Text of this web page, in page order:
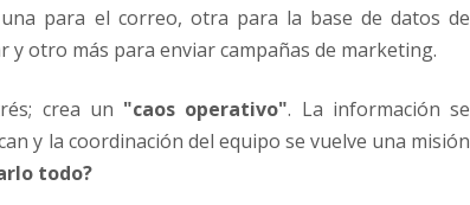
para el correo, otra para la base de datos de
otro más para enviar campañas de marketing.
crea un "caos operativo". La información se
y la coordinación del equipo se vuelve una misión
todo?